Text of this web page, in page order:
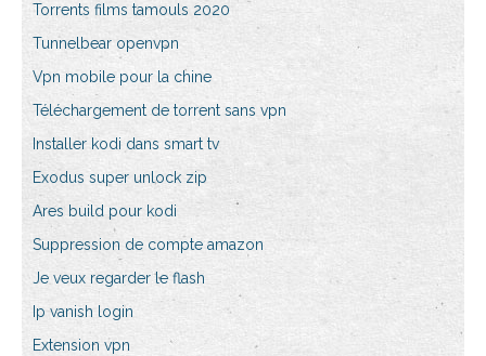
Torrents films tamouls 2020
Tunnelbear openvpn
Vpn mobile pour la chine
Téléchargement de torrent sans vpn
Installer kodi dans smart tv
Exodus super unlock zip
Ares build pour kodi
Suppression de compte amazon
Je veux regarder le flash
Ip vanish login
Extension vpn